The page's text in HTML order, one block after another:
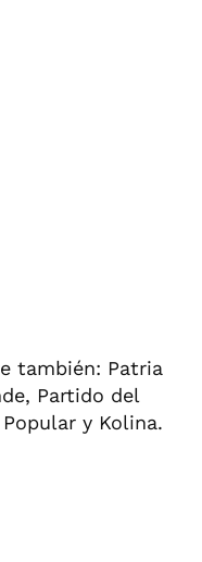
también: Patria
Partido del
y Kolina.